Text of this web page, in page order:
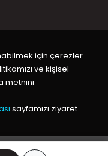
GeliştiriciKabuk
için çerezler
ve kişisel
metnini
sayfamızı ziyaret